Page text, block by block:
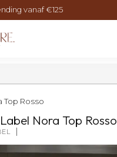
vanaf €125
Top Rosso
Nora Top Rosso